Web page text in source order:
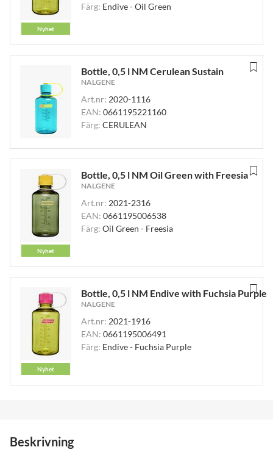
Nyhet
Färg: Endive - Oil Green
Bottle, 0,5 l NM Cerulean Sustain
NALGENE
Art.nr: 2020-1116
EAN: 0661195221160
Färg: CERULEAN
Nyhet
Bottle, 0,5 l NM Oil Green with Freesia
NALGENE
Art.nr: 2021-2316
EAN: 0661195006538
Färg: Oil Green - Freesia
Nyhet
Bottle, 0,5 l NM Endive with Fuchsia Purple
NALGENE
Art.nr: 2021-1916
EAN: 0661195006491
Färg: Endive - Fuchsia Purple
Beskrivning